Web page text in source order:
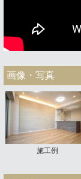
画像・写真
施工例